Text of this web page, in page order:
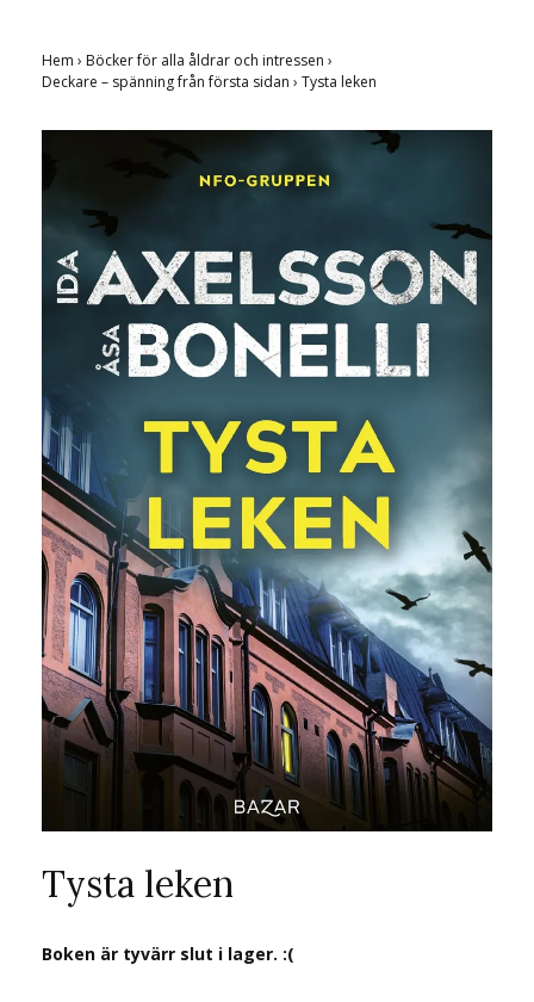
Hem › Böcker för alla åldrar och intressen ›
Deckare – spänning från första sidan › Tysta leken
Tysta leken
Boken är tyvärr slut i lager. :(